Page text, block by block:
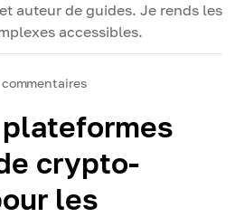
auteur de guides. Je rends les
accessibles.
commentaires
crypto-
les